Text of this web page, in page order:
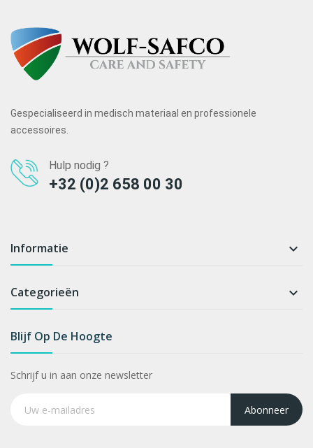
Gespecialiseerd in medisch materiaal en professionele
accessoires.
Hulp nodig ?
+32 (0)2 658 00 30
Informatie 
Categorieën 
Blijf Op De Hoogte
Schrijf u in aan onze newsletter
Abonneer